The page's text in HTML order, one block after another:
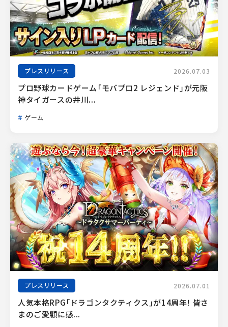
プレスリリース 2026.07.03
プロ野球カードゲーム「モバプロ2 レジェンド」が元阪
神タイガースの井川...
ゲーム
プレスリリース 2026.07.01
人気本格RPG「ドラゴンタクティクス」が14周年！ 皆さ
まのご愛顧に感...